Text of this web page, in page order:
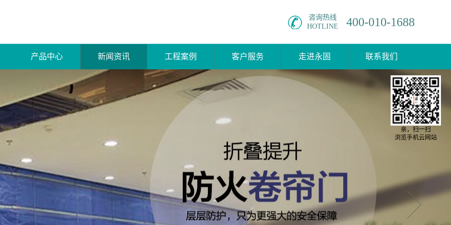
咨询热线
HOTLINE
400-010-1688
产品中心 新闻资讯 工程案例 客户服务 走进永固 联系我们
亲，扫一扫
浏览手机云网站